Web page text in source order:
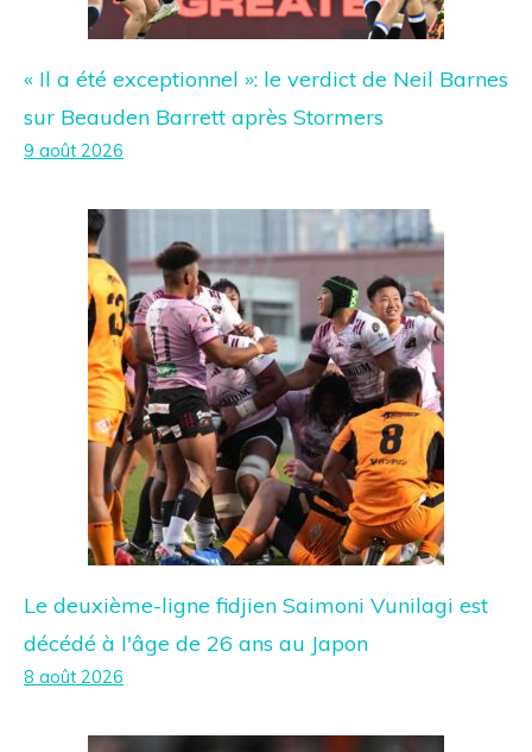
« Il a été exceptionnel »: le verdict de Neil Barnes
sur Beauden Barrett après Stormers
9 août 2026
Le deuxième-ligne fidjien Saimoni Vunilagi est
décédé à l'âge de 26 ans au Japon
8 août 2026